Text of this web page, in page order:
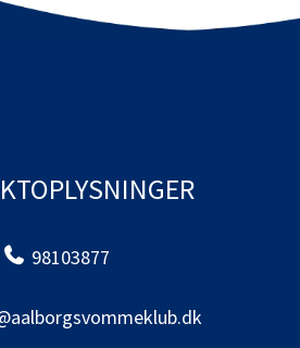
98103877